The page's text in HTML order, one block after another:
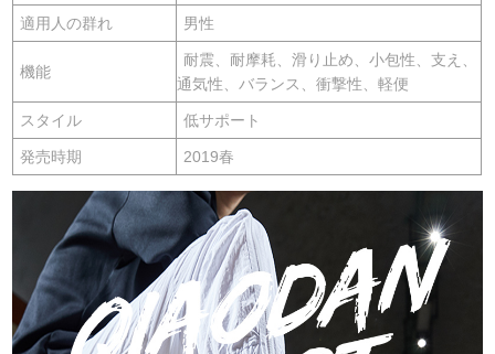
適用人の群れ 男性
機能
耐震、耐摩耗、滑り止め、小包性、支え、
通気性、バランス、衝撃性、軽便
スタイル 低サポート
発売時期 2019春